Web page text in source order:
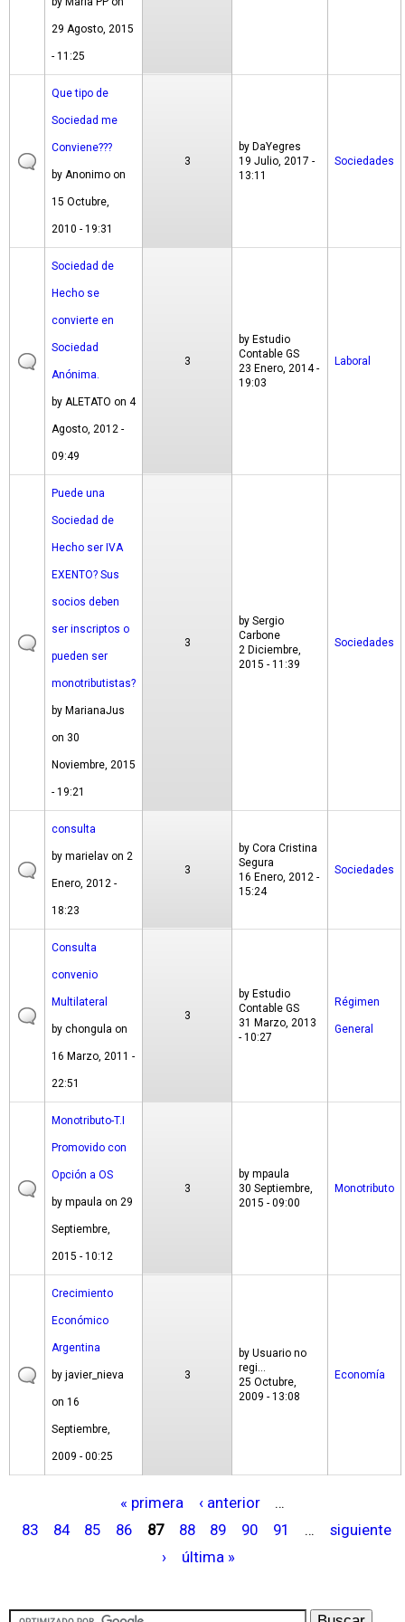
29 Agosto, 2015
- 11:25
Que tipo de
Sociedad me
Conviene???
by Anonimo on
15 Octubre,
2010 - 19:31
3
by DaYegres
19 Julio, 2017 -
13:11
Sociedades
Sociedad de
Hecho se
convierte en
Sociedad
Anónima.
by ALETATO on 4
Agosto, 2012 -
09:49
3
by Estudio
Contable GS
23 Enero, 2014 -
19:03
Laboral
Puede una
Sociedad de
Hecho ser IVA
EXENTO? Sus
socios deben
ser inscriptos o
pueden ser
monotributistas?
by MarianaJus
on 30
Noviembre, 2015
- 19:21
3
by Sergio
Carbone
2 Diciembre,
2015 - 11:39
Sociedades
consulta
by marielav on 2
Enero, 2012 -
18:23
3
by Cora Cristina
Segura
16 Enero, 2012 -
15:24
Sociedades
Consulta
convenio
Multilateral
by chongula on
16 Marzo, 2011 -
22:51
3
by Estudio
Contable GS
31 Marzo, 2013
- 10:27
Régimen
General
Monotributo-T.I
Promovido con
Opción a OS
by mpaula on 29
Septiembre,
2015 - 10:12
3
by mpaula
30 Septiembre,
2015 - 09:00
Monotributo
Crecimiento
Económico
Argentina
by javier_nieva
on 16
Septiembre,
2009 - 00:25
3
by Usuario no
regi...
25 Octubre,
2009 - 13:08
Economía
P
i
« primera ‹ anterior
…
83
84 85 86 87 88 89 90 91 …
siguiente
›
última »